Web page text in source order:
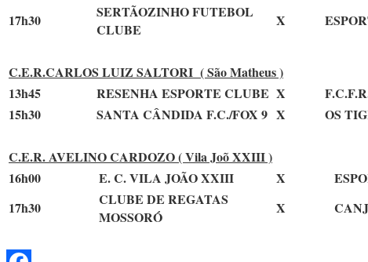
17h30
SERTÃOZINHO FUTEBOL
CLUBE
X
C.E.R.CARLOS LUIZ SALTORI ( São Matheus )
13h45
RESENHA ESPORTE CLUBE X
15h30
SANTA CÂNDIDA F.C./FOX 9 X OS
C.E.R. AVELINO CARDOZO ( Vila Joõ XXIII )
16h00
E. C. VILA JOÃO XXIII X
17h30
CLUBE DE REGATAS
MOSSORÓ
X